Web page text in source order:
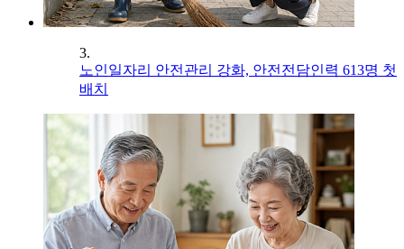
3.
노인일자리 안전관리 강화, 안전전담인력 613명 첫
배치